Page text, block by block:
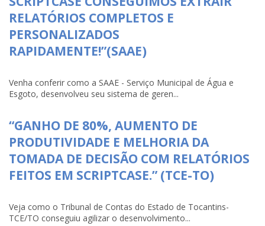
RELATÓRIOS COMPLETOS E
PERSONALIZADOS
RAPIDAMENTE!”(SAAE)
Venha conferir como a SAAE - Serviço Municipal de Água e
Esgoto, desenvolveu seu sistema de geren...
“GANHO DE 80%, AUMENTO DE
PRODUTIVIDADE E MELHORIA DA
TOMADA DE DECISÃO COM RELATÓRIOS
FEITOS EM SCRIPTCASE.” (TCE-TO)
Veja como o Tribunal de Contas do Estado de Tocantins-
TCE/TO conseguiu agilizar o desenvolvimento...